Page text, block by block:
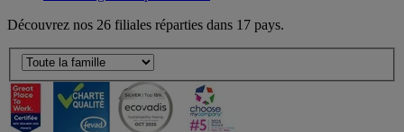
Découvrez nos 26 filiales réparties dans 17 pays.